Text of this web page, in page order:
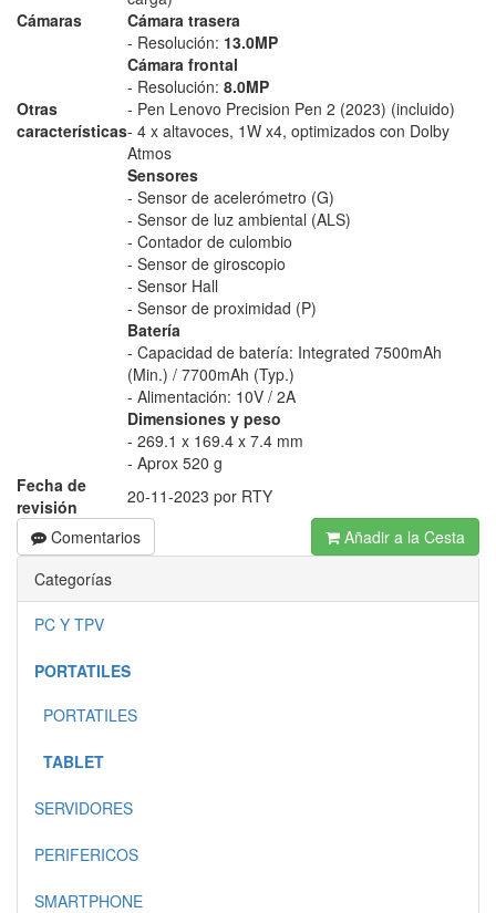
Cámaras
Cámara trasera
- Resolución: 13.0MP
Cámara frontal
- Resolución: 8.0MP
Otras
características
- Pen Lenovo Precision Pen 2 (2023) (incluido)
- 4 x altavoces, 1W x4, optimizados con Dolby
Atmos
Sensores
- Sensor de acelerómetro (G)
- Sensor de luz ambiental (ALS)
- Contador de culombio
- Sensor de giroscopio
- Sensor Hall
- Sensor de proximidad (P)
Batería
- Capacidad de batería: Integrated 7500mAh
(Min.) / 7700mAh (Typ.)
- Alimentación: 10V / 2A
Dimensiones y peso
- 269.1 x 169.4 x 7.4 mm
- Aprox 520 g
Fecha de
revisión
20-11-2023 por RTY
Comentarios
Añadir a la Cesta
Categorías
PC Y TPV
PORTATILES
PORTATILES
TABLET
SERVIDORES
PERIFERICOS
SMARTPHONE